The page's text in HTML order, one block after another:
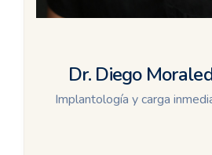
Dr. Diego
Implantología y carga